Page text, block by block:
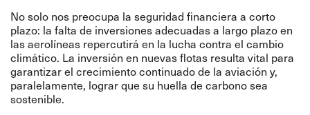
No solo nos preocupa la seguridad financiera a corto
plazo: la falta de inversiones adecuadas a largo plazo en
las aerolíneas repercutirá en la lucha contra el cambio
climático. La inversión en nuevas flotas resulta vital para
garantizar el crecimiento continuado de la aviación y,
paralelamente, lograr que su huella de carbono sea
sostenible.